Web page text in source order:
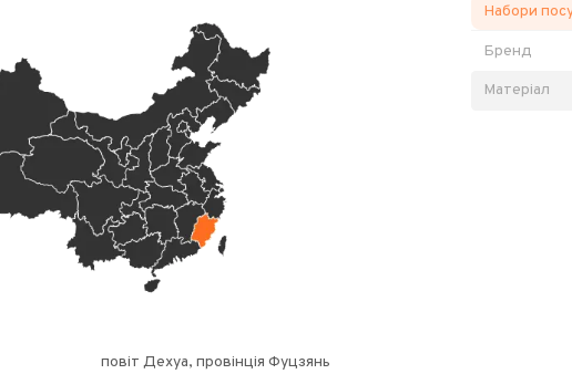
повіт Дехуа, провінція Фуцзянь
Набори
Бренд
Матеріал